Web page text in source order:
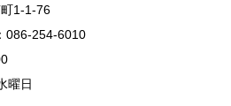
1-1-76
086-254-6010
曜日